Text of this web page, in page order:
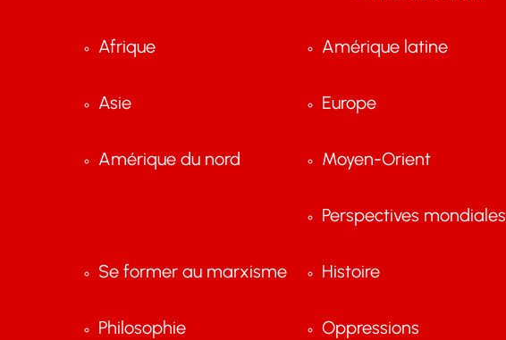
Afrique
Asie
Amérique du nord
Amérique latine
Europe
Moyen-Orient
Perspectives mondiales
Se former au marxisme
Philosophie
Histoire
Oppressions